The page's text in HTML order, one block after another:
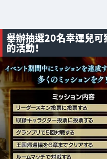
舉辦抽選20名幸運兒
的活動！